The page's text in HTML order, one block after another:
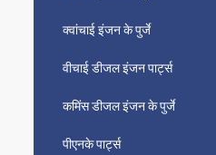
क्वांचाई इंजन के पुर्जे
वीचाई डीजल इंजन पार्ट्स
कमिंस डीजल इंजन के पुर्जे
पीएनके पार्ट्स